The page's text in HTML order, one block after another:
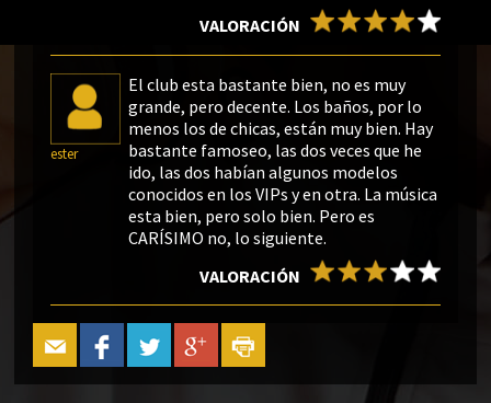
VALORACIÓN
ester
El club esta bastante bien, no es muy
grande, pero decente. Los baños, por lo
menos los de chicas, están muy bien. Hay
bastante famoseo, las dos veces que he
ido, las dos habían algunos modelos
conocidos en los VIPs y en otra. La música
esta bien, pero solo bien. Pero es
CARÍSIMO no, lo siguiente.
VALORACIÓN